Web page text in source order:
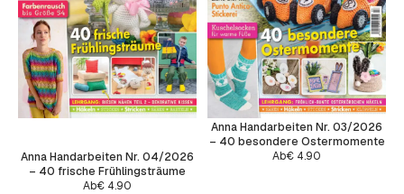
Anna Handarbeiten Nr. 04/2026
– 40 frische Frühlingsträume
Ab€ 4.90
Anna Handarbeiten Nr. 03/2026
– 40 besondere Ostermomente
Ab€ 4.90